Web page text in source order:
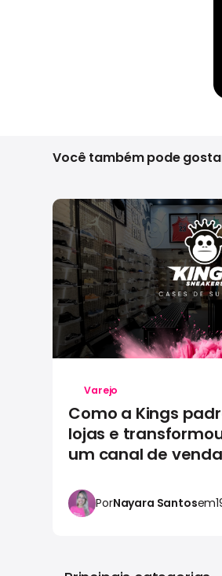
Varejo
Como a Kings
lojas e
um canal de
PorNayara Santosem
Você também pode